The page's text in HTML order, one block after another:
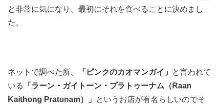
と非常に気になり、最初にそれを食べることに決めまし
た。
ネットで調べた所、 「ピンクのカオマンガイ」
と言われて
いる
「ラーン・ガイトーン・プラトゥーナム（Raan
Kaithong Pratunam）」
というお店が有名らしいのでそ